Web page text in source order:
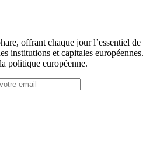
offrant chaque jour l’essentiel de
institutions et capitales européennes.
politique européenne.